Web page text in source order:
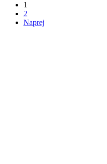
1
2
Naprej